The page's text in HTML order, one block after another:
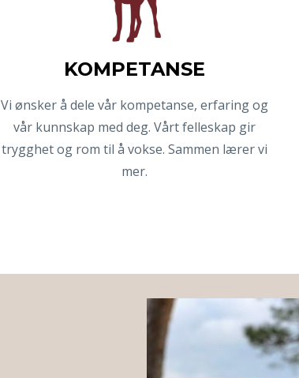
KOMPETANSE
Vi ønsker å dele vår kompetanse, erfaring og
vår kunnskap med deg. Vårt felleskap gir
trygghet og rom til å vokse. Sammen lærer vi
mer.